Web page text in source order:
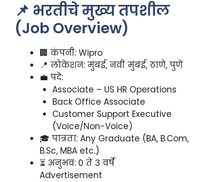
📌 भरतीचे मुख्य तपशील
(Job Overview)
🏢 कंपनी: Wipro
📍 लोकेशन: मुंबई, नवी मुंबई, ठाणे, पुणे
💼 पदे:
Associate – US HR Operations
Back Office Associate
Customer Support Executive
(Voice/Non-Voice)
🎓 पात्रता: Any Graduate (BA, B.Com,
B.Sc, MBA etc.)
⏳ अनुभव: 0 ते 3 वर्षे
Advertisement